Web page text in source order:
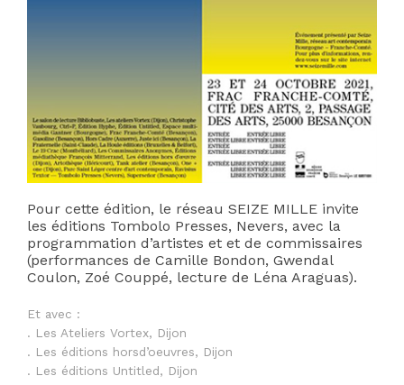
Pour cette édition, le réseau SEIZE MILLE invite
les éditions Tombolo Presses, Nevers, avec la
programmation d’artistes et et de commissaires
(performances de Camille Bondon, Gwendal
Coulon, Zoé Couppé, lecture de Léna Araguas).
Et avec :
. Les Ateliers Vortex, Dijon
. Les éditions horsd’oeuvres, Dijon
. Les éditions Untitled, Dijon